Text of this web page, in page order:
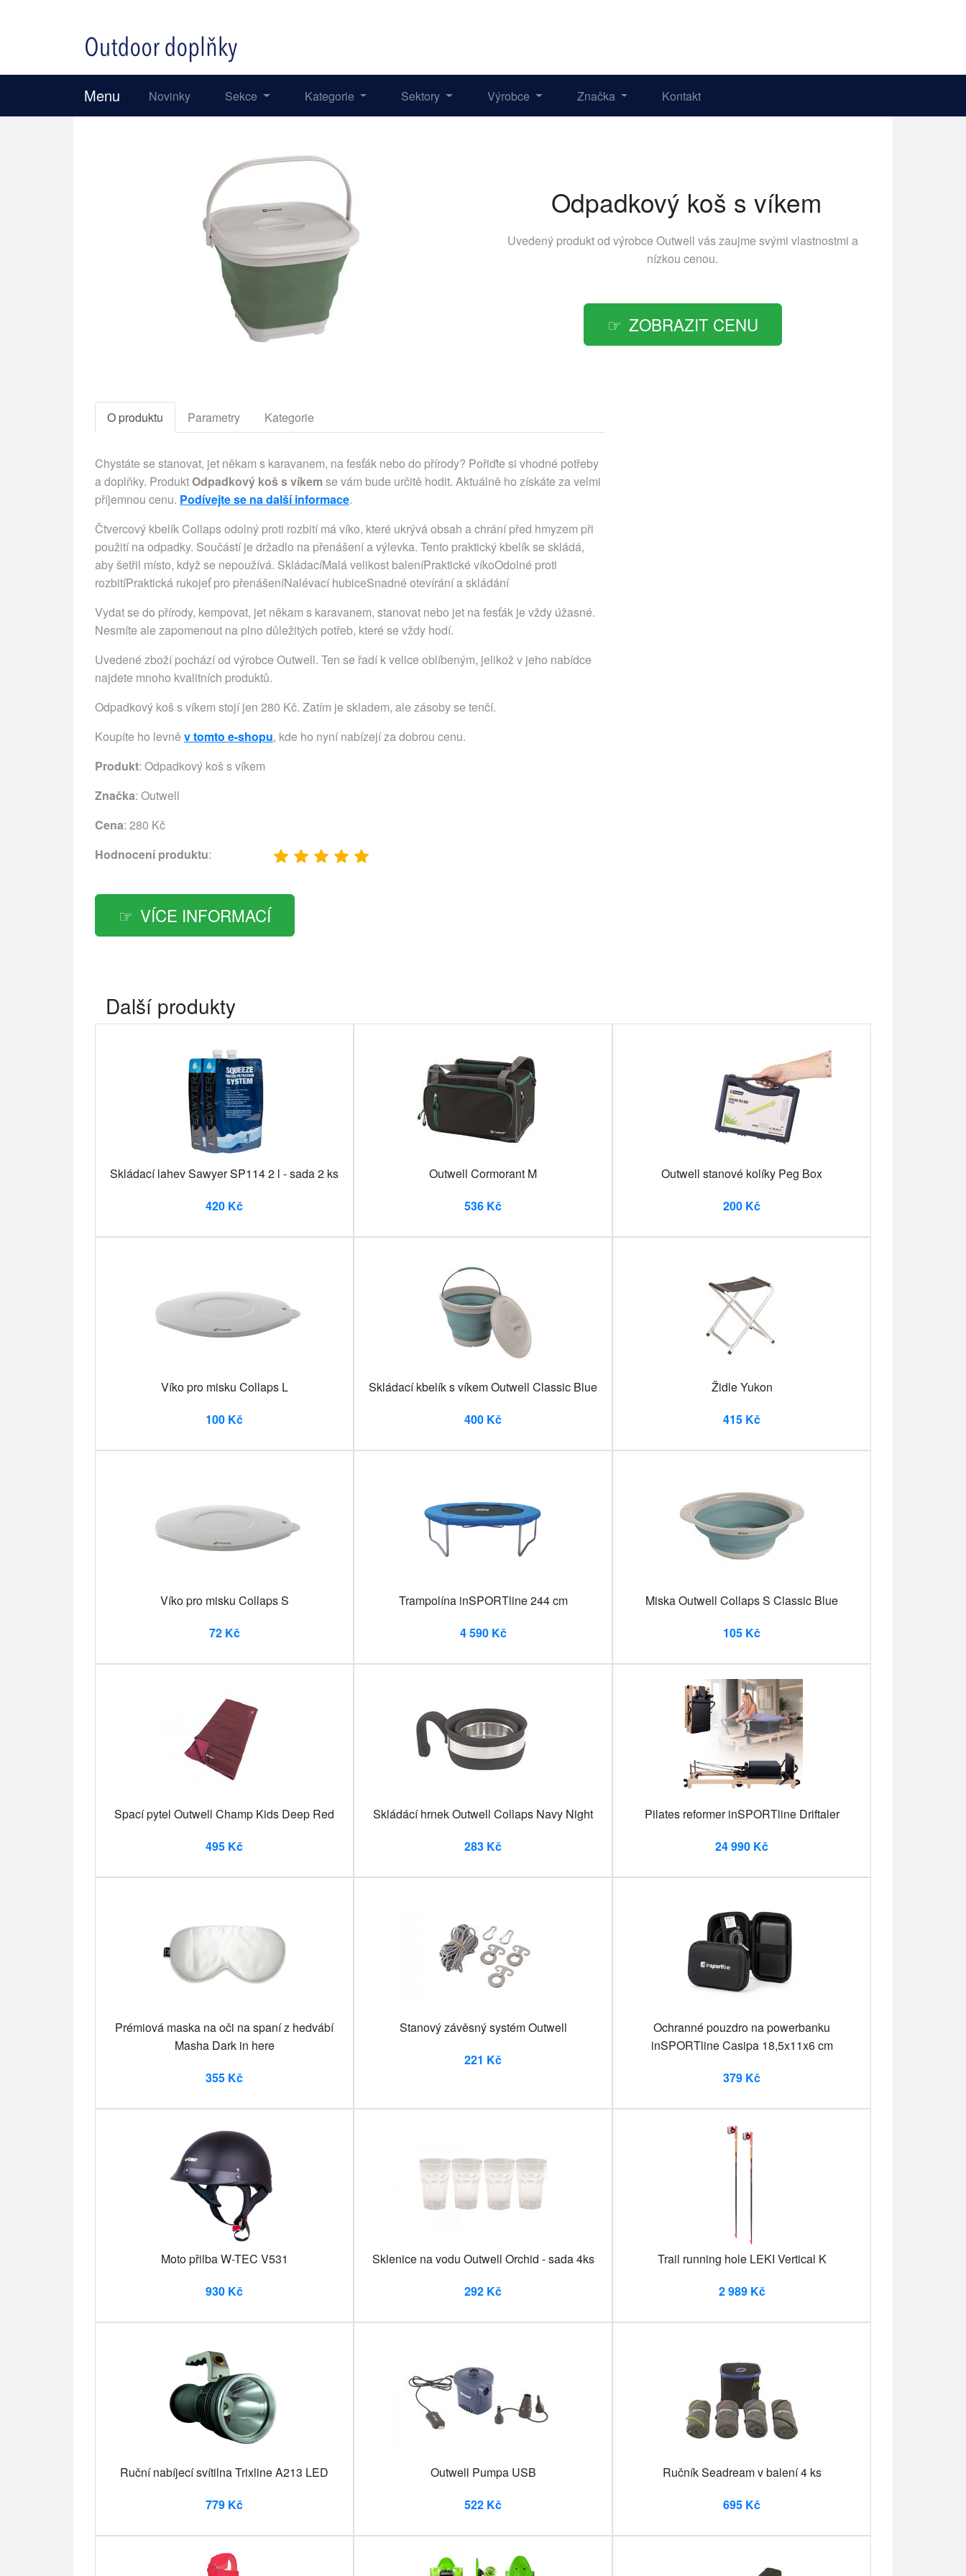
Menu Novinky Sekce Kategorie Sektory Výrobce Značka Kontakt
Odpadkový koš s víkem
Uvedený produkt od výrobce Outwell vás zaujme svými vlastnostmi a
nízkou cenou.
ZOBRAZIT CENU
O produktu Parametry Kategorie
Chystáte se stanovat, jet někam s karavanem, na fesťák nebo do přírody? Pořiďte si vhodné potřeby
a doplňky. ProduktOdpadkový koš s víkem se vám bude určitě hodit. Aktuálně ho získáte za velmi
příjemnou cenu. Podívejte se na další informace.
Čtvercový kbelík Collaps odolný proti rozbití má víko, které ukrývá obsah a chrání před hmyzem při
použití na odpadky. Součástí je držadlo na přenášení a výlevka. Tento praktický kbelík se skládá,
aby šetřil místo, když se nepoužívá. SkládacíMalá velikost baleníPraktické víkoOdolné proti
rozbitíPraktická rukojeť pro přenášeníNalévací hubiceSnadné otevírání a skládání
Vydat se do přírody, kempovat, jet někam s karavanem, stanovat nebo jet na fesťák je vždy úžasné.
Nesmíte ale zapomenout na plno důležitých potřeb, které se vždy hodí.
Uvedené zboží pochází od výrobce Outwell. Ten se řadí k velice oblíbeným, jelikož v jeho nabídce
najdete mnoho kvalitních produktů.
Odpadkový koš s víkem stojí jen 280 Kč. Zatím je skladem, ale zásoby se tenčí.
Koupíte ho levně v tomto e-shopu, kde ho nyní nabízejí za dobrou cenu.
Produkt: Odpadkový koš s víkem
Značka: Outwell
Cena: 280 Kč
Hodnocení produktu:
VÍCE INFORMACÍ
Další produkty
Skládací lahev Sawyer SP114 2 l - sada 2 ks
420 Kč
Outwell Cormorant M
536 Kč
Outwell stanové kolíky Peg Box
200 Kč
Víko pro misku Collaps L
100 Kč
Skládací kbelík s víkem Outwell Classic Blue
400 Kč
Židle Yukon
415 Kč
Víko pro misku Collaps S
72 Kč
Trampolína inSPORTline 244 cm
4 590 Kč
Miska Outwell Collaps S Classic Blue
105 Kč
Spací pytel Outwell Champ Kids Deep Red
495 Kč
Skládácí hrnek Outwell Collaps Navy Night
283 Kč
Pilates reformer inSPORTline Driftaler
24 990 Kč
Prémiová maska na oči na spaní z hedvábí
Masha Dark in here
355 Kč
Stanový závěsný systém Outwell
221 Kč
Ochranné pouzdro na powerbanku
inSPORTline Casipa 18,5x11x6 cm
379 Kč
Moto přilba W-TEC V531
930 Kč
Sklenice na vodu Outwell Orchid - sada 4ks
292 Kč
Trail running hole LEKI Vertical K
2 989 Kč
Ruční nabíjecí svítilna Trixline A213 LED
779 Kč
Outwell Pumpa USB
522 Kč
Ručník Seadream v balení 4 ks
695 Kč